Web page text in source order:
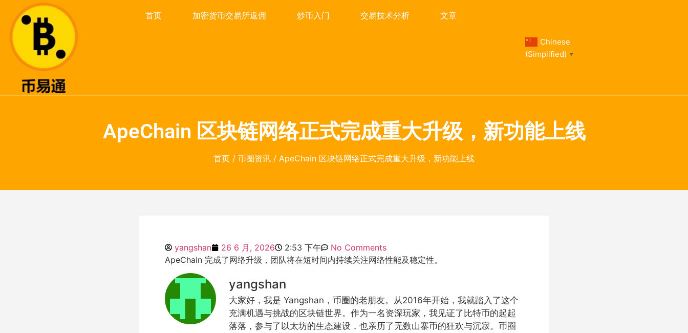
首页 加密货币交易所返佣 炒币入门 交易技术分析 文章
Chinese
(Simplified) ▼
ApeChain 区块链网络正式完成重大升级，新功能上线
首页 / 币圈资讯 / ApeChain 区块链网络正式完成重大升级，新功能上线
yangshan 26 6 月, 2026 2:53 下午
No Comments
ApeChain 完成了网络升级，团队将在短时间内持续关注网络性能及稳定性。
yangshan
大家好，我是 Yangshan，币圈的老朋友。从2016年开始，我就踏入了这个
充满机遇与挑战的区块链世界。作为一名资深玩家，我见证了比特币的起起
落落，参与了以太坊的生态建设，也亲历了无数山寨币的狂欢与沉寂。币圈